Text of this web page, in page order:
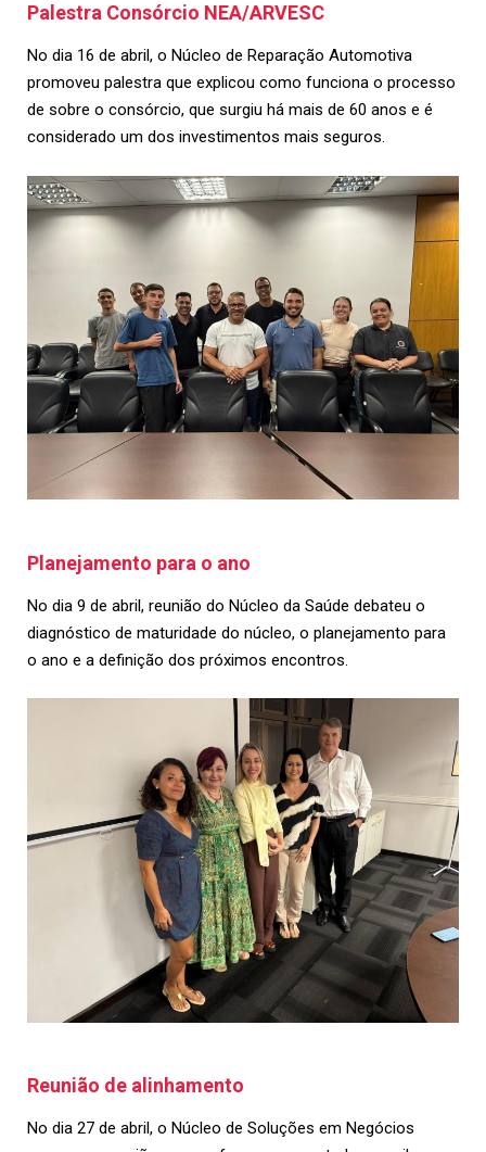
Palestra Consórcio NEA/ARVESC
No dia 16 de abril, o Núcleo de Reparação Automotiva
promoveu palestra que explicou como funciona o processo
de sobre o consórcio, que surgiu há mais de 60 anos e é
considerado um dos investimentos mais seguros.
Planejamento para o ano
No dia 9 de abril, reunião do Núcleo da Saúde debateu o
diagnóstico de maturidade do núcleo, o planejamento para
o ano e a definição dos próximos encontros.
Reunião de alinhamento
No dia 27 de abril, o Núcleo de Soluções em Negócios